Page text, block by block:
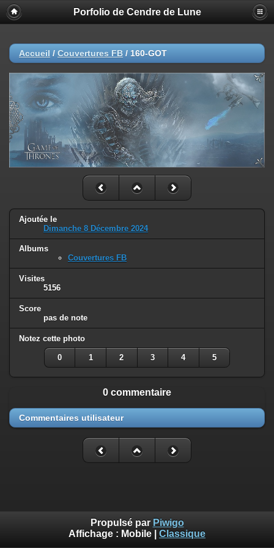
Porfolio de Cendre de Lune
Accueil / Couvertures FB / 160-GOT
Ajoutée le
Dimanche 8 Décembre 2024
Albums
Couvertures FB
Visites
5156
Score
pas de note
Notez cette photo
0 1 2 3 4 5
0 commentaire
Commentaires utilisateur
Propulsé par Piwigo
Affichage : Mobile Classique